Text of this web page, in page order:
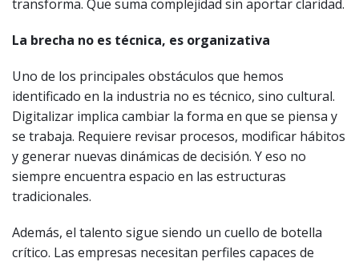
transforma. Que suma complejidad sin aportar claridad.
La brecha no es técnica, es organizativa
Uno de los principales obstáculos que hemos
identificado en la industria no es técnico, sino cultural.
Digitalizar implica cambiar la forma en que se piensa y
se trabaja. Requiere revisar procesos, modificar hábitos
y generar nuevas dinámicas de decisión. Y eso no
siempre encuentra espacio en las estructuras
tradicionales.
Además, el talento sigue siendo un cuello de botella
crítico. Las empresas necesitan perfiles capaces de